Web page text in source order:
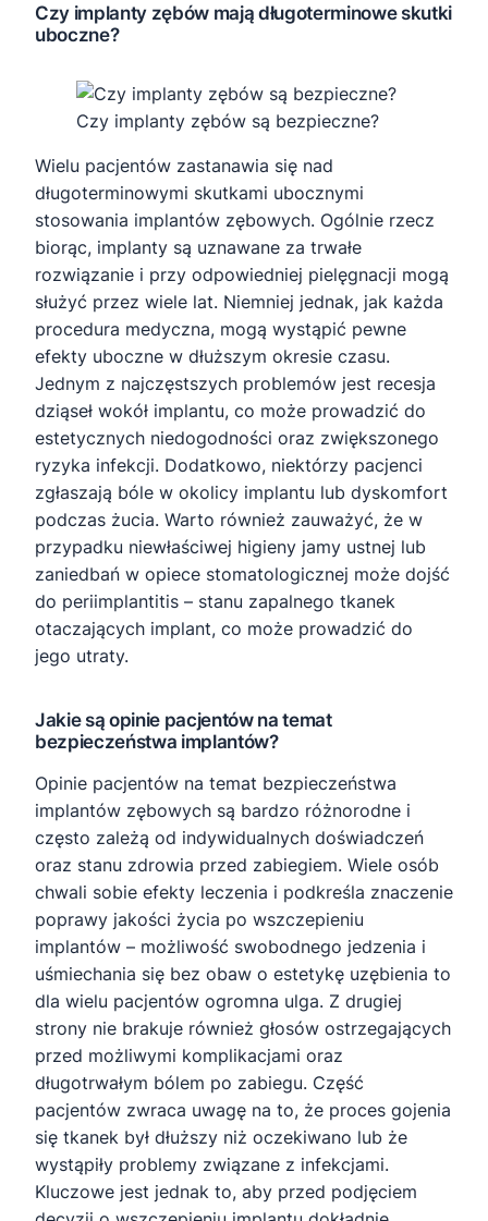
Czy implanty zębów mają długoterminowe skutki
uboczne?
Czy implanty zębów są bezpieczne?
Wielu pacjentów zastanawia się nad
długoterminowymi skutkami ubocznymi
stosowania implantów zębowych. Ogólnie rzecz
biorąc, implanty są uznawane za trwałe
rozwiązanie i przy odpowiedniej pielęgnacji mogą
służyć przez wiele lat. Niemniej jednak, jak każda
procedura medyczna, mogą wystąpić pewne
efekty uboczne w dłuższym okresie czasu.
Jednym z najczęstszych problemów jest recesja
dziąseł wokół implantu, co może prowadzić do
estetycznych niedogodności oraz zwiększonego
ryzyka infekcji. Dodatkowo, niektórzy pacjenci
zgłaszają bóle w okolicy implantu lub dyskomfort
podczas żucia. Warto również zauważyć, że w
przypadku niewłaściwej higieny jamy ustnej lub
zaniedbań w opiece stomatologicznej może dojść
do periimplantitis – stanu zapalnego tkanek
otaczających implant, co może prowadzić do
jego utraty.
Jakie są opinie pacjentów na temat
bezpieczeństwa implantów?
Opinie pacjentów na temat bezpieczeństwa
implantów zębowych są bardzo różnorodne i
często zależą od indywidualnych doświadczeń
oraz stanu zdrowia przed zabiegiem. Wiele osób
chwali sobie efekty leczenia i podkreśla znaczenie
poprawy jakości życia po wszczepieniu
implantów – możliwość swobodnego jedzenia i
uśmiechania się bez obaw o estetykę uzębienia to
dla wielu pacjentów ogromna ulga. Z drugiej
strony nie brakuje również głosów ostrzegających
przed możliwymi komplikacjami oraz
długotrwałym bólem po zabiegu. Część
pacjentów zwraca uwagę na to, że proces gojenia
się tkanek był dłuższy niż oczekiwano lub że
wystąpiły problemy związane z infekcjami.
Kluczowe jest jednak to, aby przed podjęciem